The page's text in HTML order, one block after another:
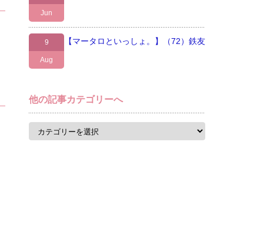
Jun
9
Aug
【マータロといっしょ。】（72）鉄友
他の記事カテゴリーへ
他